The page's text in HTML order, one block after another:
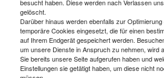
besucht haben. Diese werden nach Verlassen
gelöscht.
Darüber hinaus werden ebenfalls zur
temporäre Cookies eingesetzt, die für einen
auf Ihrem Endgerät gespeichert werden.
um unsere Dienste in Anspruch zu nehmen, wird
Sie bereits unsere Seite aufgerufen haben und
Einstellungen sie getätigt haben, um diese nicht